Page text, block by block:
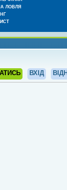
ЛОВЛЯ
ВХІД